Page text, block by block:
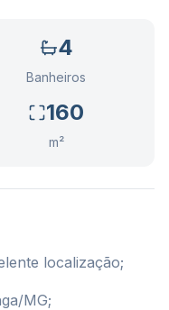
4
Banheiros
160
m²
localização;
MG;